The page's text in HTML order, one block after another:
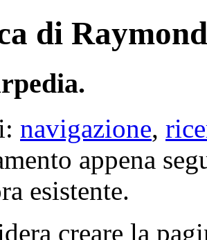
di
navigazione,
appena
esistente.
creare la